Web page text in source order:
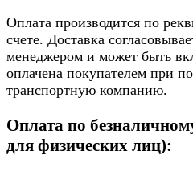
Оплата производится по
счете. Доставка
менеджером и может быть
оплачена покупателем при
транспортную компанию.
Оплата по
для физических лиц):